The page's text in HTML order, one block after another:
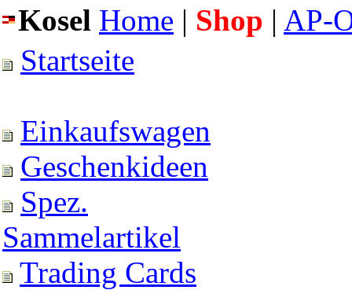
Kosel Home | Shop | AP-
Startseite
Einkaufswagen
Geschenkideen
Spez.
Sammelartikel
Trading Cards